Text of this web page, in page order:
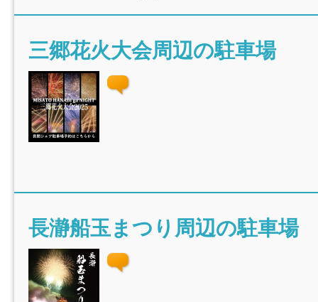
三郷花火大会周辺の駐車場
長瀞船玉まつり周辺の駐車場